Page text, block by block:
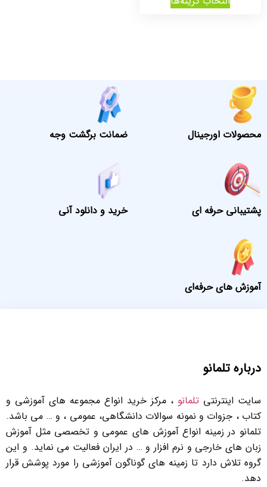
محصولات اورجینال ضمانت برگشت وجه
پشتیبانی حرفه ای خرید و دانلود آنی
آموزش های حرفه‌ای
درباره تلمانو
سایت اینترنتی تلمانو ، مرکز خرید انواع مجموعه های آموزشی و
کتاب ، جزوات و نمونه سوالات دانشگاهی، عمومی ، و … می باشد.
تلمانو در زمینه انواع آموزش های عمومی و تخصصی مثل آموزش
زبان های خارجی و نرم افزار و … در ایران فعالیت می نماید. و این
گروه تلاش دارد تا زمینه های گوناگون آموزشی را مورد پوشش قرار
دهد.